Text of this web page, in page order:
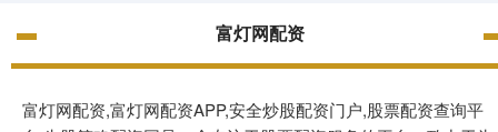
富灯网配资
富灯网配资,富灯网配资APP,安全炒股配资门户,股票配资查询平